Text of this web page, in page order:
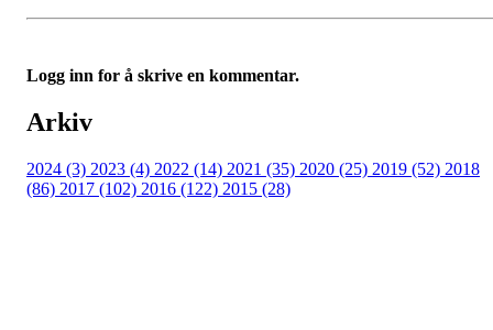
Logg inn for å skrive en kommentar.
Arkiv
2024 (3) 2023 (4) 2022 (14) 2021 (35) 2020 (25) 2019 (52) 2018
(86) 2017 (102) 2016 (122) 2015 (28)